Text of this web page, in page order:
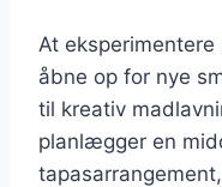
At
åbne op for nye
til kreativ
planlægger en